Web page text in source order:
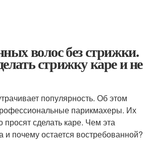
волос без стрижки.
стрижку каре и не
популярность. Об этом
парикмахеры. Их
просят сделать каре. Чем эта
и почему остается востребованной?